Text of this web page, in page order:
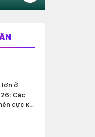
lớn ở
Các
cực kỳ